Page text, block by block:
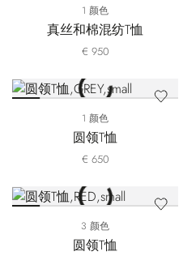
1 颜色
真丝和棉混纺T恤
€ 950
1 颜色
圆领T恤
€ 650
3 颜色
圆领T恤